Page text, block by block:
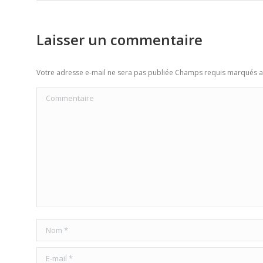
Laisser un commentaire
Votre adresse e-mail ne sera pas publiée Champs requis marqués
Commentaire
Nom *
E-mail *